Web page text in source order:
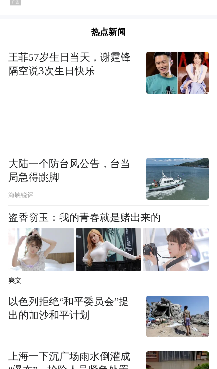
论坛主席蒙博教授在开幕致辞中表达了对与
会专家和学者的热烈欢迎。他强调，医学的
突破往往源于临床实践中的观察与思考，源
于多学科协作中的交流与碰撞。他希望通过
此次论坛，能够点燃一束从临床升起的、照
亮医学初心的光，激励年轻医生相信，临床
实践同样可以改变世界。
热点新闻
王菲57岁生日当天，谢霆锋
隔空说3次生日快乐
大陆一个防台风公告，台当
局急得跳脚
海峡锐评
盗香窃玉：我的青春就是赌出来的
爽文
以色列拒绝“和平委员会”提
出的加沙和平计划
上海一下沉广场雨水倒灌成